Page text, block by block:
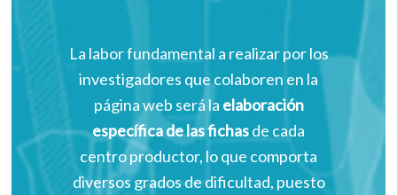
La labor fundamental a realizar por los
investigadores que colaboren en la
página web será la elaboración
específica de las fichasde cada
centro productor, lo que comporta
diversos grados de dificultad, puesto